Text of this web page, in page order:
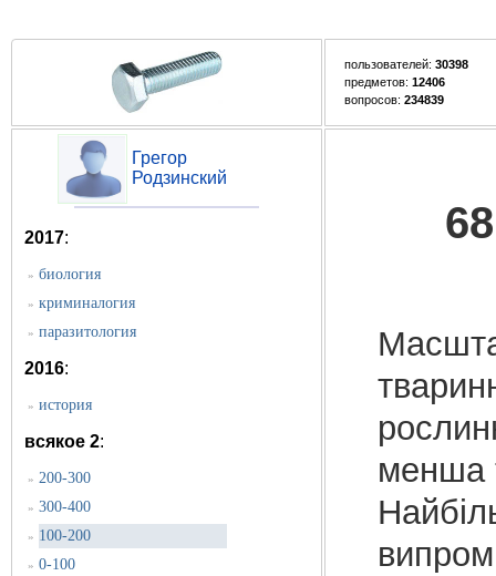
пользователей: 30398
предметов: 12406
вопросов: 234839
Грегор
Родзинский
2017:
» биология
» криминалогия
» паразитология
2016:
» история
всякое 2:
» 200-300
» 300-400
» 100-200
» 0-100
менша